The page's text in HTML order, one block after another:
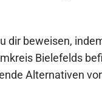
dir beweisen,
Bielefelds
Alternativen